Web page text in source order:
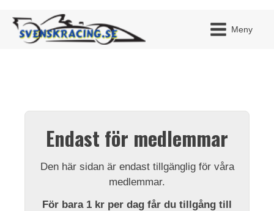
Meny
Endast för medlemmar
Den här sidan är endast tillgänglig för våra
medlemmar.
För bara 1 kr per dag får du tillgång till